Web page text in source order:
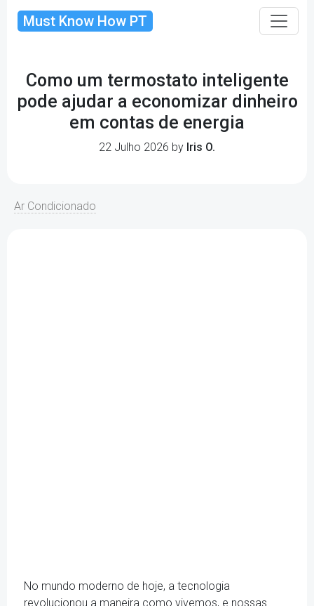
Must Know How PT
Como um termostato inteligente
pode ajudar a economizar dinheiro
em contas de energia
22 Julho 2026 by Iris O.
Ar Condicionado
No mundo moderno de hoje, a tecnologia
revolucionou a maneira como vivemos, e nossas